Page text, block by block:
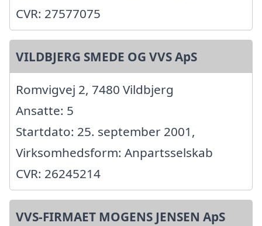
CVR: 27577075
VILDBJERG SMEDE OG VVS ApS
Romvigvej 2, 7480 Vildbjerg
Ansatte: 5
Startdato: 25. september 2001,
Virksomhedsform: Anpartsselskab
CVR: 26245214
VVS-FIRMAET MOGENS JENSEN ApS